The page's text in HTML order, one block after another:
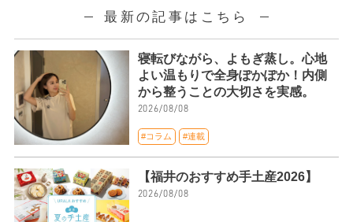
最新の記事はこちら
寝転びながら、よもぎ蒸し。心地
よい温もりで全身ぽかぽか！内側
から整うことの大切さを実感。
2026/08/08
#コラム #連載
【福井のおすすめ手土産2026】
2026/08/08